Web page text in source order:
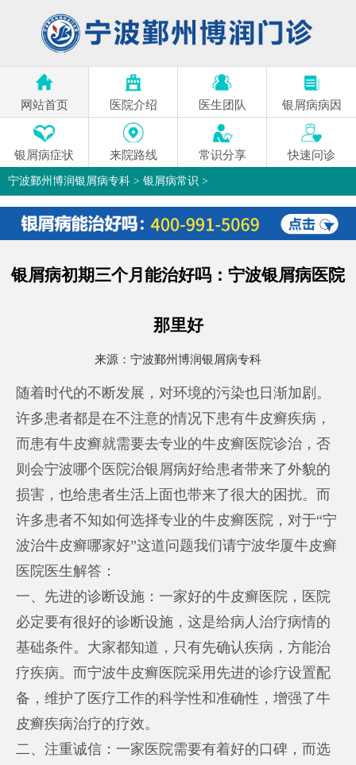
网站首页 医院介绍 医生团队 银屑病病因
银屑病症状 来院路线 常识分享 快速问诊
宁波鄞州博润银屑病专科 > 银屑病常识 >
银屑病初期三个月能治好吗：宁波银屑病医院
那里好
来源： 宁波鄞州博润银屑病专科
随着时代的不断发展，对环境的污染也日渐加剧。
许多患者都是在不注意的情况下患有牛皮癣疾病，
而患有牛皮癣就需要去专业的牛皮癣医院诊治，否
则会宁波哪个医院治银屑病好给患者带来了外貌的
损害，也给患者生活上面也带来了很大的困扰。而
许多患者不知如何选择专业的牛皮癣医院，对于“宁
波治牛皮癣哪家好”这道问题我们请宁波华厦牛皮癣
医院医生解答：
一、先进的诊断设施：一家好的牛皮癣医院，医院
必定要有很好的诊断设施，这是给病人治疗病情的
基础条件。大家都知道，只有先确认疾病，方能治
疗疾病。而宁波牛皮癣医院采用先进的诊疗设置配
备，维护了医疗工作的科学性和准确性，增强了牛
皮癣疾病治疗的疗效。
二、注重诚信：一家医院需要有着好的口碑，而选